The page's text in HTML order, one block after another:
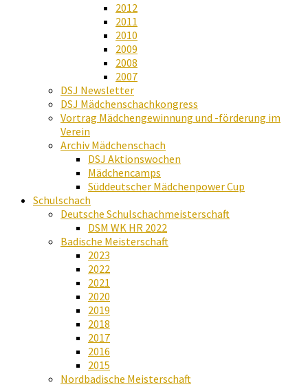
2012
2011
2010
2009
2008
2007
DSJ Newsletter
DSJ Mädchenschachkongress
Vortrag Mädchengewinnung und -förderung im
Verein
Archiv Mädchenschach
DSJ Aktionswochen
Mädchencamps
Süddeutscher Mädchenpower Cup
Schulschach
Deutsche Schulschachmeisterschaft
DSM WK HR 2022
Badische Meisterschaft
2023
2022
2021
2020
2019
2018
2017
2016
2015
Nordbadische Meisterschaft